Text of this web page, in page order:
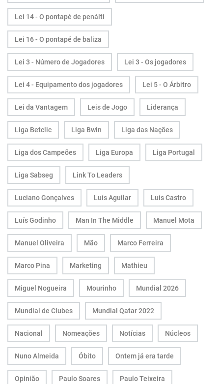
Lei 14 - O pontapé de penálti
Lei 16 - O pontapé de baliza
Lei 3 - Número de Jogadores Lei 3 - Os jogadores
Lei 4 - Equipamento dos jogadores Lei 5 - O Árbitro
Lei da Vantagem Leis de Jogo Liderança
Liga Betclic Liga Bwin Liga das Nações
Liga dos Campeões Liga Europa Liga Portugal
Liga Sabseg Link To Leaders
Luciano Gonçalves Luís Aguilar Luís Castro
Luís Godinho Man In The Middle Manuel Mota
Manuel Oliveira Mão Marco Ferreira
Marco Pina Marketing Mathieu
Miguel Nogueira Mourinho Mundial 2026
Mundial de Clubes Mundial Qatar 2022
Nacional Nomeações Notícias Núcleos
Nuno Almeida Óbito Ontem já era tarde
Opinião Paulo Soares Paulo Teixeira